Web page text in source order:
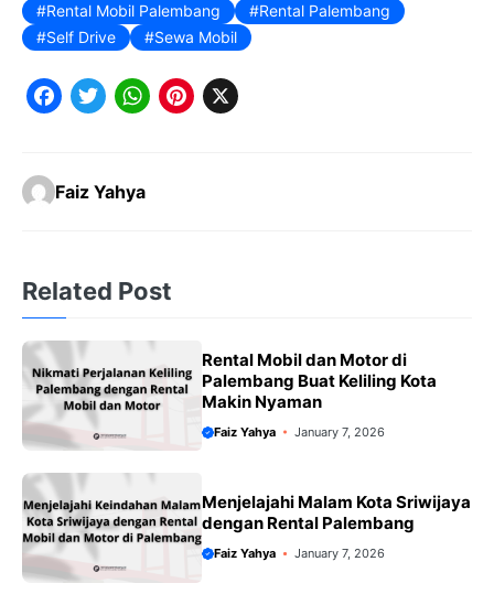
Rental Mobil Palembang
Rental Palembang
Self Drive
Sewa Mobil
F
c
e
o
o
k
T
t
r
W
t
A
p
p
P
r
e
t
X
Faiz Yahya
Related Post
Rental Mobil dan Motor di
Palembang Buat Keliling Kota
Makin Nyaman
Faiz Yahya January 7, 2026
Menjelajahi Malam Kota Sriwijaya
dengan Rental Palembang
Faiz Yahya January 7, 2026